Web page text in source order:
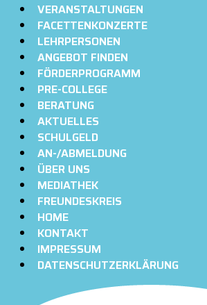
VERANSTALTUNGEN
FACETTENKONZERTE
LEHRPERSONEN
ANGEBOT FINDEN
FÖRDERPROGRAMM
PRE-COLLEGE
BERATUNG
AKTUELLES
SCHULGELD
AN-/ABMELDUNG
ÜBER UNS
MEDIATHEK
FREUNDESKREIS
HOME
KONTAKT
IMPRESSUM
DATENSCHUTZERKLÄRUNG